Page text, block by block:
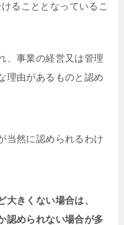
ることとなっているこ
、事業の経営又は管理
理由があるものと認め
当然に認められるわけ
大きくない場合は、
認められない場合が多